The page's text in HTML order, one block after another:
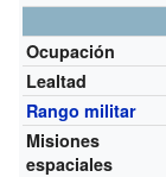
Ocupación
Lealtad
Rango militar
Misiones
espaciales